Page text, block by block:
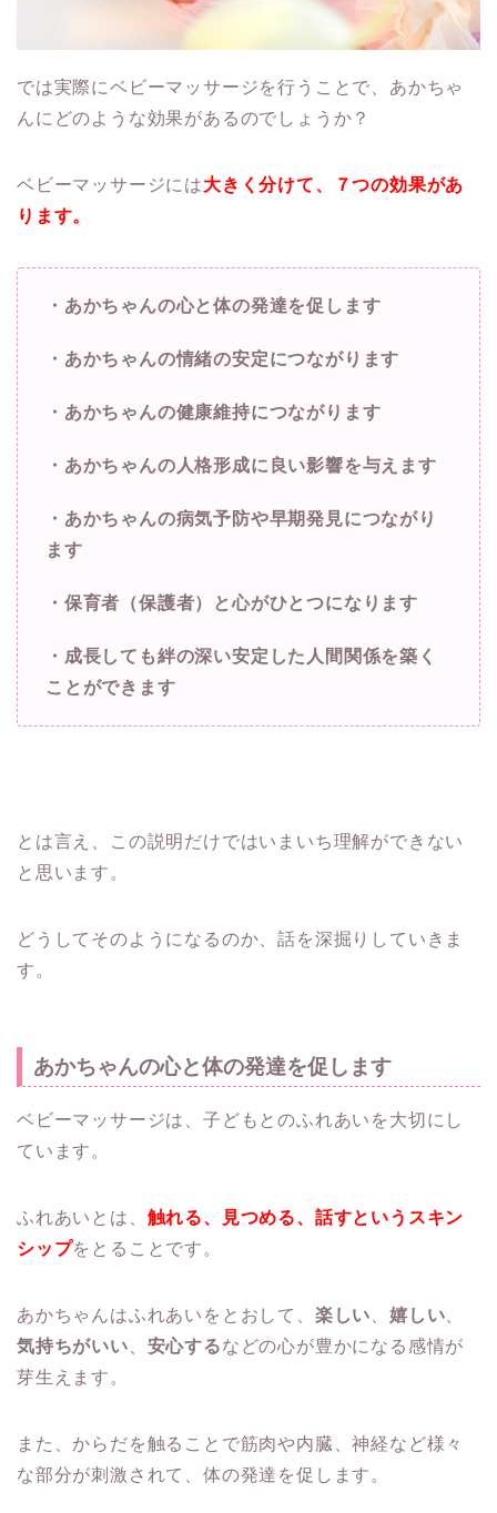
では実際にベビーマッサージを行うことで、あかちゃ
んにどのような効果があるのでしょうか？
ベビーマッサージには大きく分けて、７つの効果があ
ります。
・あかちゃんの心と体の発達を促します
・あかちゃんの情緒の安定につながります
・あかちゃんの健康維持につながります
・あかちゃんの人格形成に良い影響を与えます
・あかちゃんの病気予防や早期発見につながり
ます
・保育者（保護者）と心がひとつになります
・成長しても絆の深い安定した人間関係を築く
ことができます
とは言え、この説明だけではいまいち理解ができない
と思います。
どうしてそのようになるのか、話を深掘りしていきま
す。
あかちゃんの心と体の発達を促します
ベビーマッサージは、子どもとのふれあいを大切にし
ています。
ふれあいとは、 触れる、見つめる、話すというスキン
シップをとることです。
あかちゃんはふれあいをとおして、 楽しい 、嬉しい
気持ちがいい
安心するなどの心が豊かになる感情が
芽生えます。
また、からだを触ることで筋肉や内臓、神経など様々
な部分が刺激されて、体の発達を促します。